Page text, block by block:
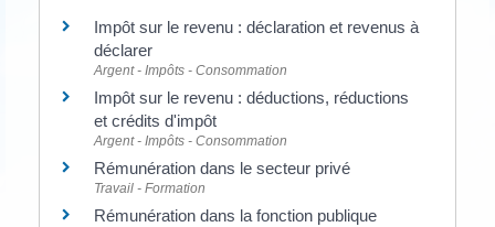
Impôt sur le revenu : déclaration et revenus à
déclarer
Argent - Impôts - Consommation
Impôt sur le revenu : déductions, réductions
et crédits d'impôt
Argent - Impôts - Consommation
Rémunération dans le secteur privé
Travail - Formation
Rémunération dans la fonction publique